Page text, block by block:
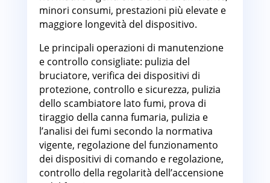
minori consumi, prestazioni più elevate e
maggiore longevità del dispositivo.
Le principali operazioni di manutenzione
e controllo consigliate: pulizia del
bruciatore, verifica dei dispositivi di
protezione, controllo e sicurezza, pulizia
dello scambiatore lato fumi, prova di
tiraggio della canna fumaria, pulizia e
l’analisi dei fumi secondo la normativa
vigente, regolazione del funzionamento
dei dispositivi di comando e regolazione,
controllo della regolarità dell’accensione